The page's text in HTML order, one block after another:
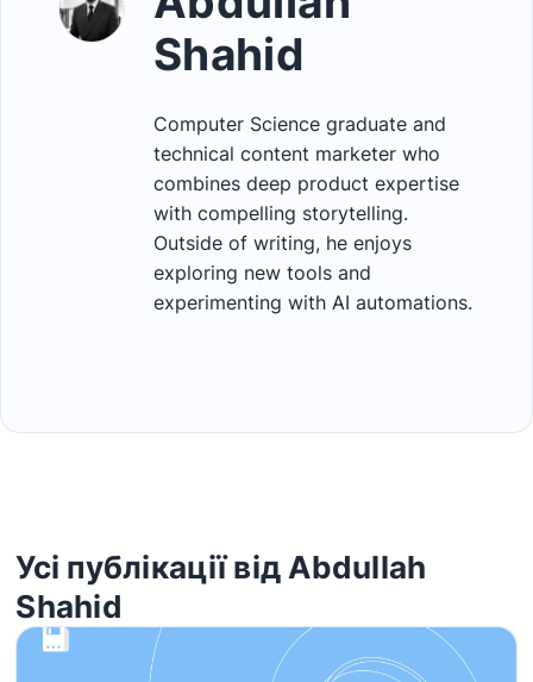
Shahid
Computer Science graduate and
technical content marketer who
combines deep product expertise
with compelling storytelling.
Outside of writing, he enjoys
exploring new tools and
experimenting with AI automations.
Усі публікації від Abdullah
Shahid